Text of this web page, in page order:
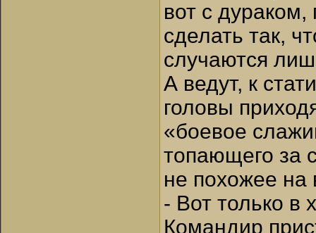
вот с
сделать так,
случаются
А ведут, к
головы
«боевое
топающего за
не похожее на
- Вот только в
Командир